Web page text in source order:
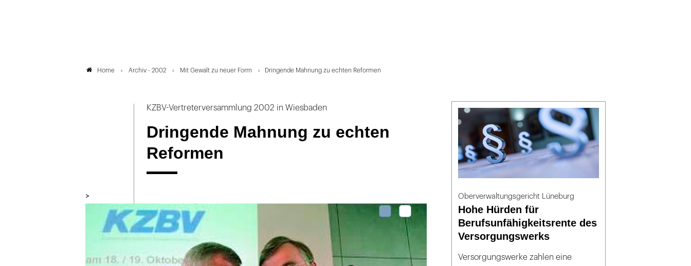
Home Archiv - 2002 Mit Gewalt zu neuer Form Dringende Mahnung zu echten Reformen
KZBV-Vertreterversammlung 2002 in Wiesbaden
Dringende Mahnung zu echten
Reformen
> Oberverwaltungsgericht Lüneburg
Hohe Hürden für
Berufsunfähigkeitsrente des
Versorgungswerks
Versorgungswerke zahlen eine